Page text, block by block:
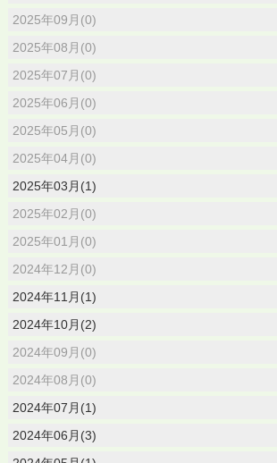
2025年09月(0)
2025年08月(0)
2025年07月(0)
2025年06月(0)
2025年05月(0)
2025年04月(0)
2025年03月(1)
2025年02月(0)
2025年01月(0)
2024年12月(0)
2024年11月(1)
2024年10月(2)
2024年09月(0)
2024年08月(0)
2024年07月(1)
2024年06月(3)